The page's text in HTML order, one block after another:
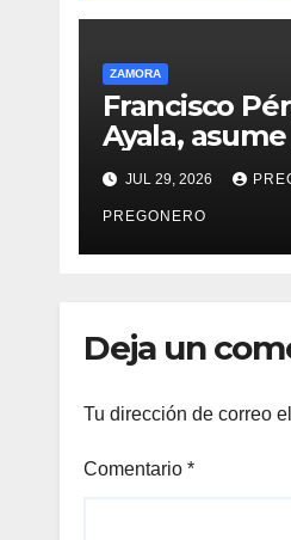
ZAMORA
Francisco
Ayala, asume
Presidencia
Club Rotario
Zamora
para el
JUL 29, 2026
PREGONERO
Deja un
Tu dirección de correo
Comentario *